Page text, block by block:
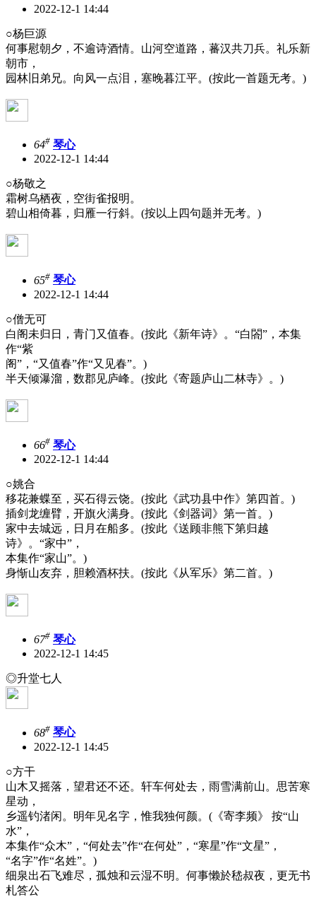
2022-12-1 14:44
○杨巨源
何事慰朝夕，不逾诗酒情。山河空道路，蕃汉共刀兵。礼乐新
朝市，
园林旧弟兄。向风一点泪，塞晚暮江平。(按此一首题无考。)
64# 琴心
2022-12-1 14:44
○杨敬之
霜树乌栖夜，空街雀报明。
碧山相倚暮，归雁一行斜。(按以上四句题并无考。)
65# 琴心
2022-12-1 14:44
○僧无可
白阁未归日，青门又值春。(按此《新年诗》。“白閤”，本集
作“紫
阁”，“又值春”作“又见春”。)
半天倾瀑溜，数郡见庐峰。(按此《寄题庐山二林寺》。)
66# 琴心
2022-12-1 14:44
○姚合
移花兼蝶至，买石得云饶。(按此《武功县中作》第四首。)
插剑龙缠臂，开旗火满身。(按此《剑器词》第一首。)
家中去城远，日月在船多。(按此《送顾非熊下第归越
诗》。“家中”，
本集作“家山”。)
身惭山友弃，胆赖酒杯扶。(按此《从军乐》第二首。)
67# 琴心
2022-12-1 14:45
◎升堂七人
68# 琴心
2022-12-1 14:45
○方干
山木又摇落，望君还不还。轩车何处去，雨雪满前山。思苦寒
星动，
乡遥钓渚闲。明年见名字，惟我独何颜。(《寄李频》 按“山
水”，
本集作“众木”，“何处去”作“在何处”，“寒星”作“文星”，
“名字”作“名姓”。)
细泉出石飞难尽，孤烛和云湿不明。何事懒於嵇叔夜，更无书
札答公